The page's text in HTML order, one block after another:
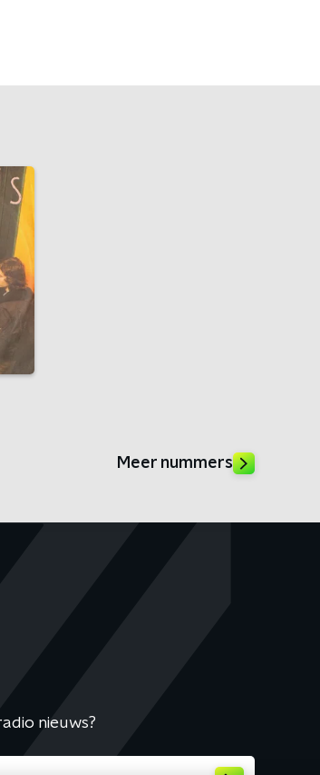
Meer nummers
nieuws?